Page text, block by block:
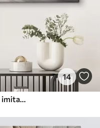
14
Abstraktne kompositsioon, maali imitatsioon